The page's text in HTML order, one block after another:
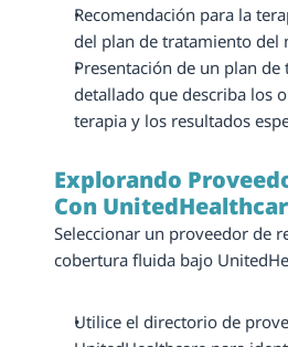
Recomendación para la
del plan de tratamiento del
Presentación de un plan
detallado que describa los
terapia y los resultados
Explorando
Con
Seleccionar un proveedor de
cobertura fluida bajo
Utilice el directorio de